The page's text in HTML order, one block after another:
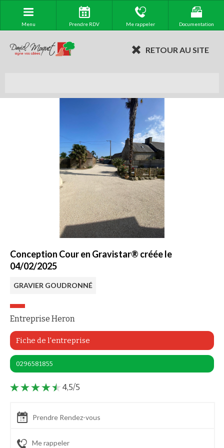
Menu Prendre RDV Me rappeler Documentation
RETOUR AU SITE
Conception Cour en Gravistar® créée le
04/02/2025
GRAVIER GOUDRONNÉ
Entreprise Heron
Fiche de l'entreprise
0296581855
4,5/5
Prendre Rendez-vous
Me rappeler